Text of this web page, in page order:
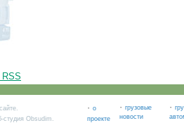
.
студия Obsudim.
· о
проекте
· грузовые
новости
·